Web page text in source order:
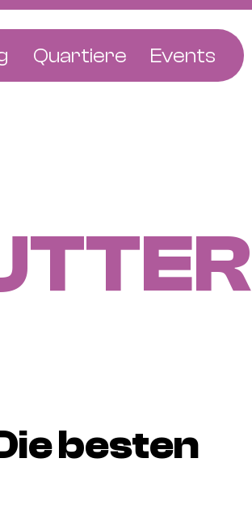
Pflanzen
Quartiere
Klybeck
Events
besten